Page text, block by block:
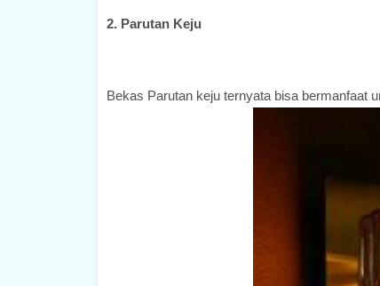
2. Parutan Keju
Bekas Parutan keju ternyata bisa bermanfaat